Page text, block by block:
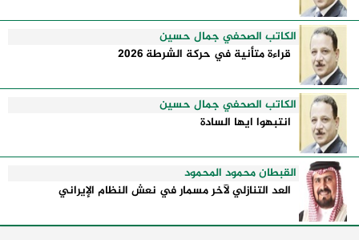
الكاتب الصحفي جمال حسين
قراءة متأنية في حركة الشرطة 2026
الكاتب الصحفي جمال حسين
انتبهوا ايها السادة
القبطان محمود المحمود
العد التنازلي لآخر مسمار في نعش النظام الإيراني